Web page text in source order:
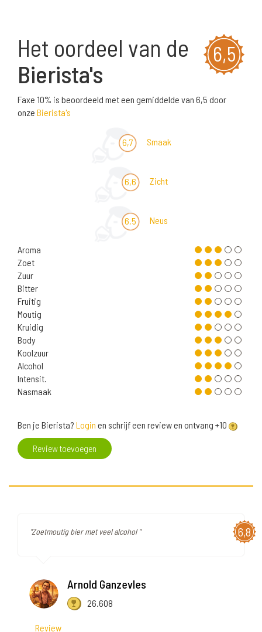
6,5
Het oordeel van de
Bierista's
Faxe 10% is beoordeeld met een gemiddelde van 6,5 door
onze Bierista's
6,7 Smaak
6,6 Zicht
6,5 Neus
Aroma
Zoet
Zuur
Bitter
Fruitig
Moutig
Kruidig
Body
Koolzuur
Alcohol
Intensit.
Nasmaak
Ben je Bierista? Login en schrijf een review en ontvang +10
Review toevoegen
6,8
"Zoetmoutig bier met veel alcohol "
Arnold Ganzevles
26.608
Review